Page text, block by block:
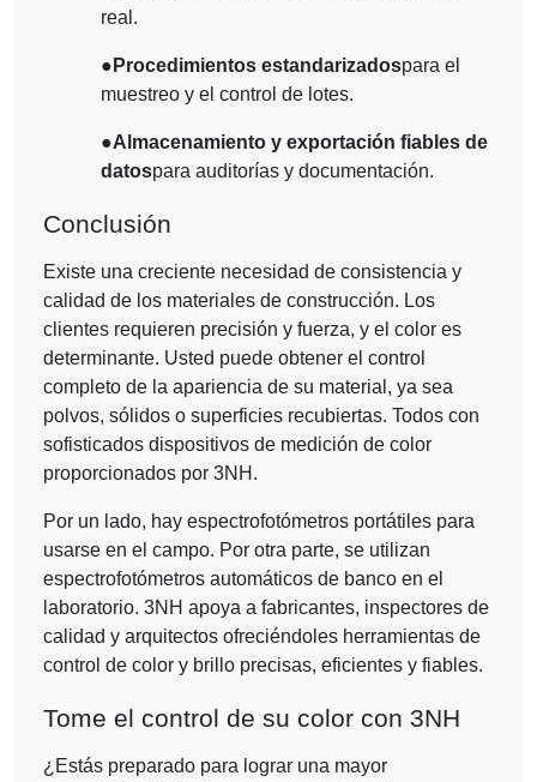
real.
● Procedimientos estandarizadospara el
muestreo y el control de lotes.
●Almacenamiento y exportación fiables de
datospara auditorías y documentación.
Conclusión
Existe una creciente necesidad de consistencia y
calidad de los materiales de construcción. Los
clientes requieren precisión y fuerza, y el color es
determinante. Usted puede obtener el control
completo de la apariencia de su material, ya sea
polvos, sólidos o superficies recubiertas. Todos con
sofisticados dispositivos de medición de color
proporcionados por 3NH.
Por un lado, hay espectrofotómetros portátiles para
usarse en el campo. Por otra parte, se utilizan
espectrofotómetros automáticos de banco en el
laboratorio. 3NH apoya a fabricantes, inspectores de
calidad y arquitectos ofreciéndoles herramientas de
control de color y brillo precisas, eficientes y fiables.
Tome el control de su color con 3NH
¿Estás preparado para lograr una mayor